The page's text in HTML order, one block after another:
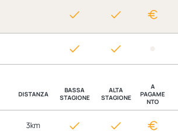
DISTANZA
BASSA
STAGIONE
ALTA
STAGIONE
A
PAGAME
NTO
3km